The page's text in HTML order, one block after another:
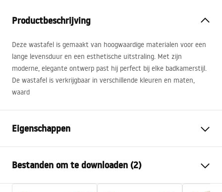
Productbeschrijving
Deze wastafel is gemaakt van hoogwaardige materialen voor een
lange levensduur en een esthetische uitstraling. Met zijn
moderne, elegante ontwerp past hij perfect bij elke badkamerstijl.
De wastafel is verkrijgbaar in verschillende kleuren en maten,
waard
Eigenschappen
Materiaal
Sanitair keramiek
Kleur
Wit
Bestanden om te downloaden (2)